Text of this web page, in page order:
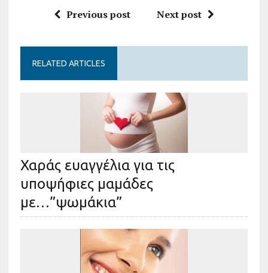
Previous post Next post
RELATED ARTICLES
Χαράς ευαγγέλια για τις
υποψήφιες μαμάδες
με…”ψωμάκια”